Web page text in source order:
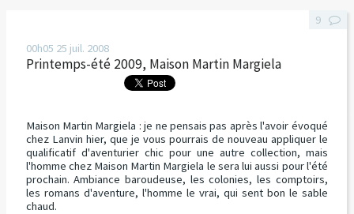
00h05 25 juil. 2008
Printemps-été 2009, Maison Martin Margiela
Maison Martin Margiela : je ne pensais pas après l'avoir évoqué
chez Lanvin hier, que je vous pourrais de nouveau appliquer le
qualificatif d'aventurier chic pour une autre collection, mais
l'homme chez Maison Martin Margiela le sera lui aussi pour l'été
prochain. Ambiance baroudeuse, les colonies, les comptoirs,
les romans d'aventure, l'homme le vrai, qui sent bon le sable
chaud.
9